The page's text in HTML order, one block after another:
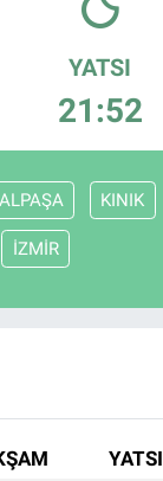
YATSI
21:52
KINIK
İZMİR
YATSI